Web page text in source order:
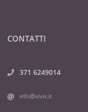
CONTATTI
371 6249014
info@vivix.it